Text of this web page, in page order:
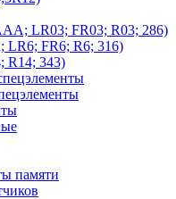
LR03; FR03; R03; 286)
LR6; FR6; R6; 316)
R14; 343)
памяти